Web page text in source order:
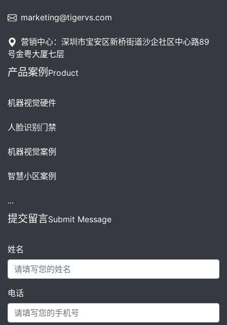
marketing@tigervs.com
营销中心：深圳市宝安区新桥街道沙企社区中心路89
号金粤大厦七层
产品案例 Product
机器视觉硬件
人脸识别门禁
机器视觉案例
智慧小区案例
...
提交留言Submit Message
姓名
电话